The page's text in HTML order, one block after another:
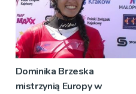
Dominika Brzeska
mistrzynią Europy w